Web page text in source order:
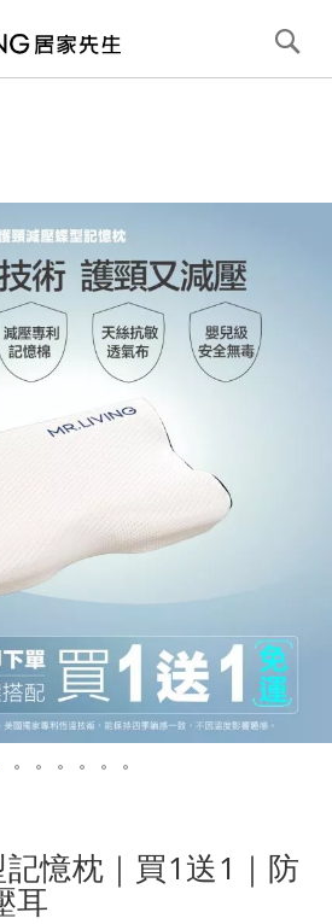
憶枕｜買1送1｜防
耳